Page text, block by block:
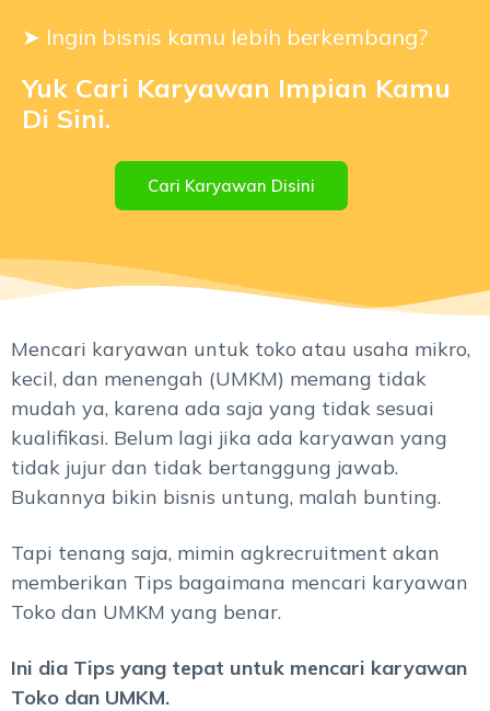
➤ Ingin bisnis kamu lebih berkembang?
Yuk Cari Karyawan Impian Kamu
Di Sini.
Cari Karyawan Disini
Mencari karyawan untuk toko atau usaha mikro,
kecil, dan menengah (UMKM) memang tidak
mudah ya, karena ada saja yang tidak sesuai
kualifikasi. Belum lagi jika ada karyawan yang
tidak jujur dan tidak bertanggung jawab.
Bukannya bikin bisnis untung, malah bunting.
Tapi tenang saja, mimin agkrecruitment akan
memberikan Tips bagaimana mencari karyawan
Toko dan UMKM yang benar.
Ini dia Tips yang tepat untuk mencari karyawan
Toko dan UMKM.